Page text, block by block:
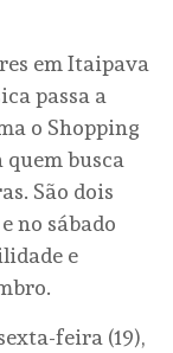
em Itaipava
passa a
o Shopping
busca
São dois
no sábado
e
feira (19),